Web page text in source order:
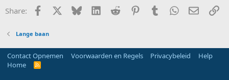
Share: Facebook Bluesky LinkedInReddit PinterestTumblrWhatsApp
E-mail
Lange baan
Contact Opnemen Voorwaarden en Regels Privacybeleid
Help
Home
R